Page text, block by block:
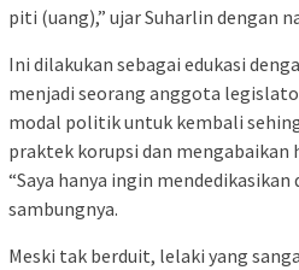
piti (uang),” ujar Suharlin dengan
Ini dilakukan sebagai edukasi
menjadi seorang anggota
modal politik untuk kembali
praktek korupsi dan mengabaikan
“Saya hanya ingin
sambungnya.
Meski tak berduit, lelaki yang